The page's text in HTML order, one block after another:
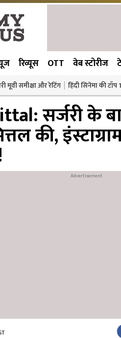
रिव्यूस OTT वेब स्टोरीज
मूवी समीक्षा और रेटिंग हिंदी सिनेमा की
सर्जरी के
की,